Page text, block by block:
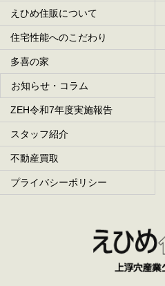
えひめ住販について
住宅性能へのこだわり
多喜の家
お知らせ・コラム
ZEH令和7年度実施報告
スタッフ紹介
不動産買取
プライバシーポリシー